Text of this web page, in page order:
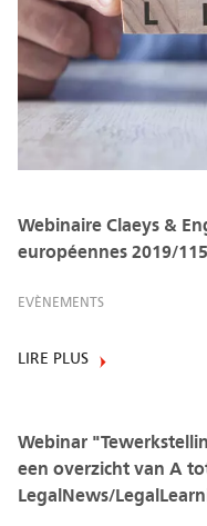
Webinaire Claeys &
européennes 2019/
EVÈNEMENTS
LIRE PLUS
Webinar
een overzicht van A
LegalNews/